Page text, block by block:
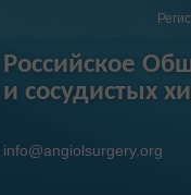
Российское
и сосудистых
info@angiolsurgery.org